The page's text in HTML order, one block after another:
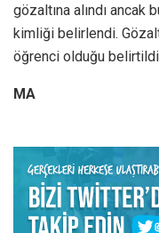
gözaltına alındı
kimliği belirlendi.
öğrenci olduğu
MA